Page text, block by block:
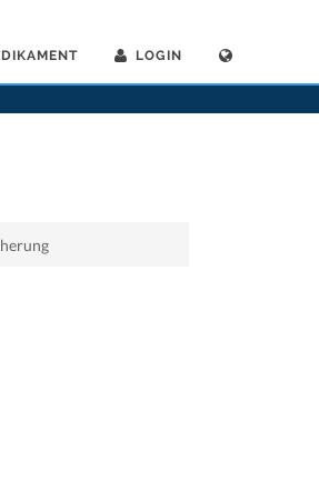
LOGIN
>Home>Schoenheitschirurgen